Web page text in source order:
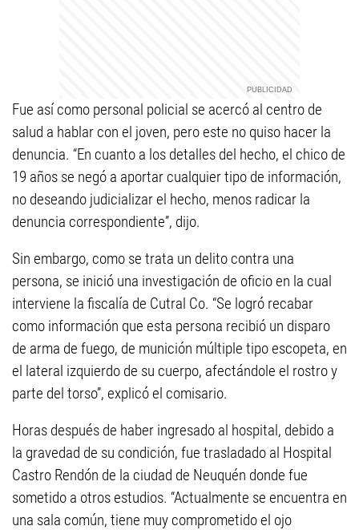
Fue así como personal policial se acercó al centro de
salud a hablar con el joven, pero este no quiso hacer la
denuncia. “En cuanto a los detalles del hecho, el chico de
19 años se negó a aportar cualquier tipo de información,
no deseando judicializar el hecho, menos radicar la
denuncia correspondiente”, dijo.
Sin embargo, como se trata un delito contra una
persona, se inició una investigación de oficio en la cual
interviene la fiscalía de Cutral Co. “Se logró recabar
como información que esta persona recibió un disparo
de arma de fuego, de munición múltiple tipo escopeta, en
el lateral izquierdo de su cuerpo, afectándole el rostro y
parte del torso”, explicó el comisario.
Horas después de haber ingresado al hospital, debido a
la gravedad de su condición, fue trasladado al Hospital
Castro Rendón de la ciudad de Neuquén donde fue
sometido a otros estudios. “Actualmente se encuentra en
una sala común, tiene muy comprometido el ojo